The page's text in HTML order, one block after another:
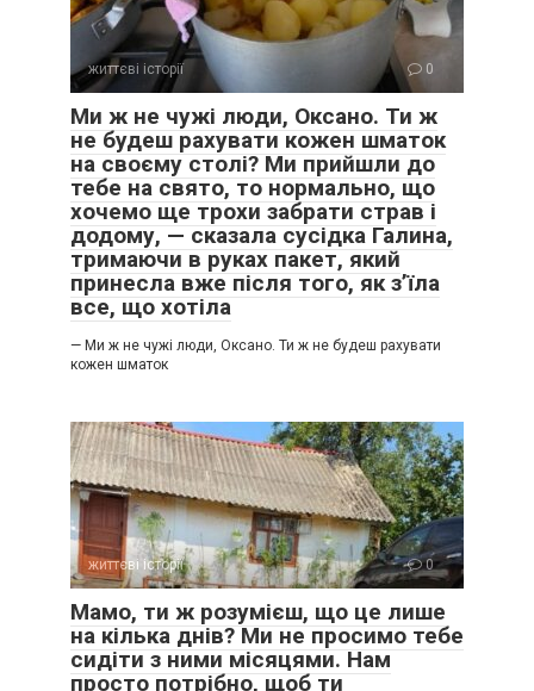
життєві історії 0
Ми ж не чужі люди, Оксано. Ти ж
не будеш рахувати кожен шматок
на своєму столі? Ми прийшли до
тебе на свято, то нормально, що
хочемо ще трохи забрати страв і
додому, — сказала сусідка Галина,
тримаючи в руках пакет, який
принесла вже після того, як з’їла
все, що хотіла
— Ми ж не чужі люди, Оксано. Ти ж не будеш рахувати
кожен шматок
життєві історії 0
Мамо, ти ж розумієш, що це лише
на кілька днів? Ми не просимо тебе
сидіти з ними місяцями. Нам
просто потрібно, щоб ти